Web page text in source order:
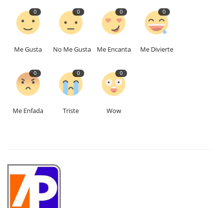
0
Me Gusta
0
No Me Gusta
0
Me Encanta
0
Me Divierte
0
Me Enfada
0
Triste
0
Wow